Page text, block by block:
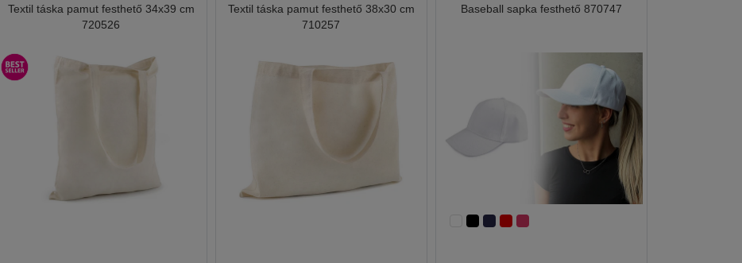
Textil táska pamut festhető 34x39 cm
720526
Textil táska pamut festhető 38x30 cm
710257
Baseball sapka festhető 870747